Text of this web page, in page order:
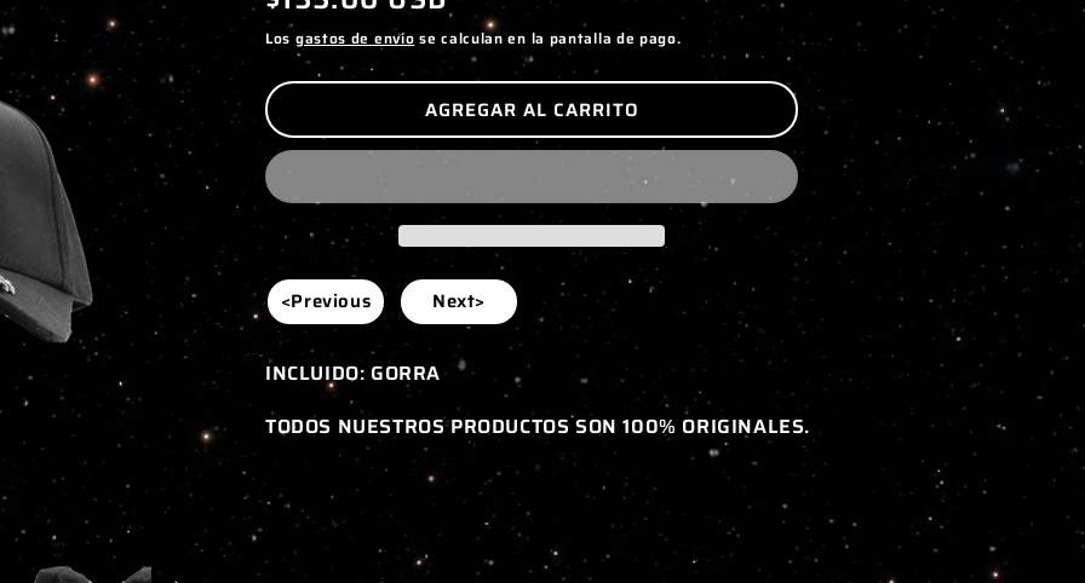
habitual
Los gastos de envío se calculan en la pantalla de pago.
AGREGAR AL CARRITO
<Previous Next>
INCLUIDO: GORRA
TODOS NUESTROS PRODUCTOS SON 100% ORIGINALES.